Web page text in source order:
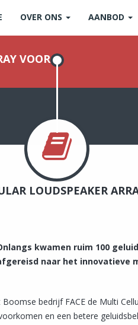
OVER ONS AANBOD
VOOR
LOUDSPEAKER
kwamen ruim 100
naar het innovatieve
bedrijf FACE de Multi
en een betere